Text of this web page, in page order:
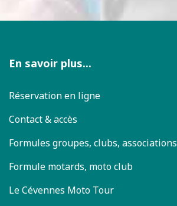
En savoir plus...
Réservation en ligne
Contact & accès
Formules groupes, clubs, associations
Formule motards, moto club
Le Cévennes Moto Tour